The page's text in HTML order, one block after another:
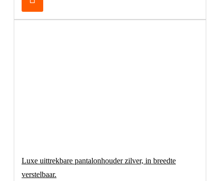
Luxe uittrekbare pantalonhouder zilver, in breedte
verstelbaar.